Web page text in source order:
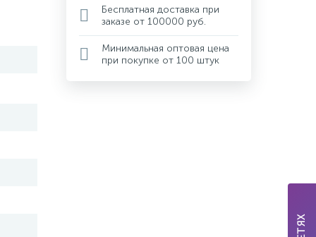
Бесплатная доставка при
заказе от 100000 руб.
Минимальная оптовая цена
при покупке от 100 штук